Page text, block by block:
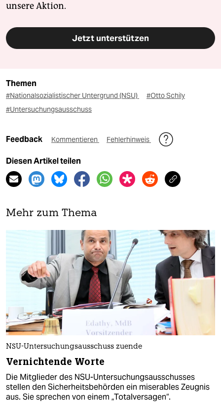
unsere Aktion.
Jetzt unterstützen
Themen
#Nationalsozialistischer Untergrund (NSU)
#Otto Schily
#Untersuchungsausschuss
Feedback Kommentieren Fehlerhinweis
Diesen Artikel teilen
Mehr zum Thema
NSU-Untersuchungsausschuss zuende
Vernichtende Worte
Die Mitglieder des NSU-Untersuchungsausschusses
stellen den Sicherheitsbehörden ein miserables Zeugnis
aus. Sie sprechen von einem „Totalversagen“.